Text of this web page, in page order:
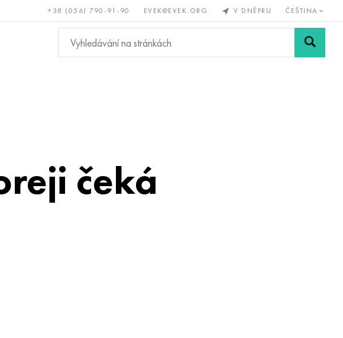
+38 (056) 790-91-90 EVEK@EVEK.ORG V DNĚPRU ČEŠTINA
Neželezné
kovy
Legovaná Sítě a
čeká